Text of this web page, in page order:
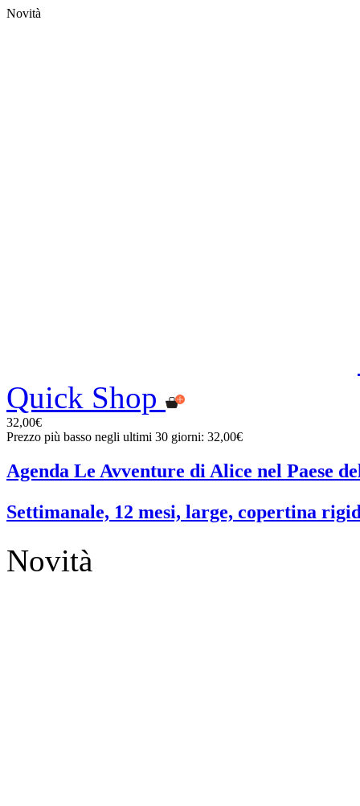
Novità
Quick Shop
32,00€
Prezzo più basso negli ultimi 30 giorni: 32,00€
Agenda Le Avventure di Alice nel Paese
Settimanale, 12 mesi, large, copertina
Novità